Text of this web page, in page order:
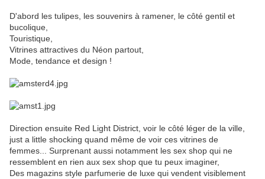
D'abord les tulipes, les souvenirs à ramener, le côté gentil et
bucolique,
Touristique,
Vitrines attractives du Néon partout,
Mode, tendance et design !
Direction ensuite Red Light District, voir le côté léger de la ville,
just a little shocking quand même de voir ces vitrines de
femmes... Surprenant aussi notamment les sex shop qui ne
ressemblent en rien aux sex shop que tu peux imaginer,
Des magazins style parfumerie de luxe qui vendent visiblement